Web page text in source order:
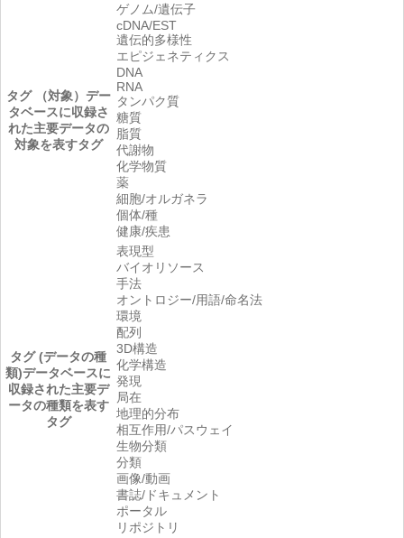
タグ （対象） デー
タベースに収録さ
れた主要データの
対象を表すタグ
ゲノム/遺伝子
cDNA/EST
遺伝的多様性
エピジェネティクス
DNA
RNA
タンパク質
糖質
脂質
代謝物
化学物質
薬
細胞/オルガネラ
個体/種
健康/疾患
タグ (データの種
類)データベースに
収録された主要デ
ータの種類を表す
タグ
表現型
バイオリソース
手法
オントロジー/用語/命名法
環境
配列
3D構造
化学構造
発現
局在
地理的分布
相互作用/パスウェイ
生物分類
分類
画像/動画
書誌/ドキュメント
ポータル
リポジトリ